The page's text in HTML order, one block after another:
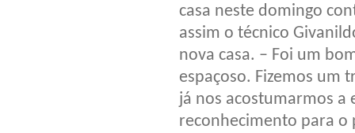
casa neste domingo
assim o técnico
nova casa. – Foi um
espaçoso. Fizemos um
já nos acostumarmos a
reconhecimento para o